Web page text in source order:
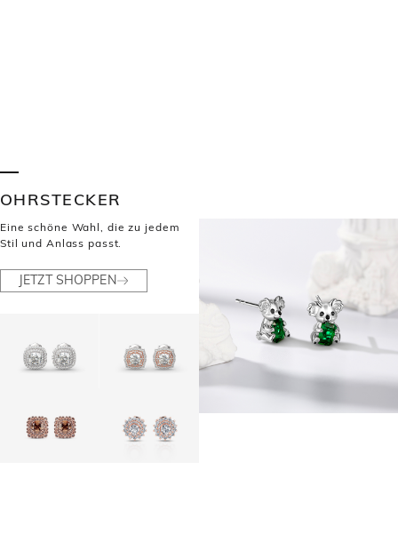
OHRSTECKER
Eine schöne Wahl, die zu jedem
Stil und Anlass passt.
JETZT SHOPPEN